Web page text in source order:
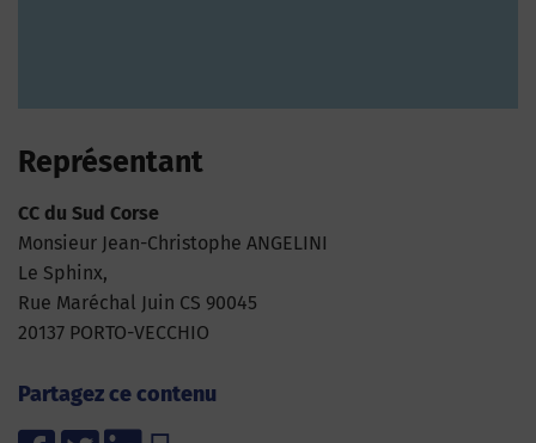
Représentant
CC du Sud Corse
Monsieur Jean-Christophe ANGELINI
Le Sphinx,
Rue Maréchal Juin CS 90045
20137 PORTO-VECCHIO
Partagez ce contenu